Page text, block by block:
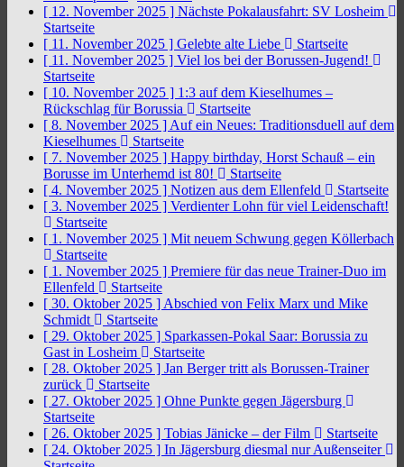
[ 12. November 2025 ] Nächste Pokalausfahrt: SV Losheim
Startseite
[ 11. November 2025 ] Gelebte alte Liebe
Startseite
[ 11. November 2025 ] Viel los bei der Borussen-Jugend!
Startseite
[ 10. November 2025 ] 1:3 auf dem Kieselhumes –
Rückschlag für Borussia
Startseite
[ 8. November 2025 ] Auf ein Neues: Traditionsduell auf dem
Kieselhumes
Startseite
[ 7. November 2025 ] Happy birthday, Horst Schauß – ein
Borusse im Unterhemd ist 80!
Startseite
[ 4. November 2025 ] Notizen aus dem Ellenfeld
Startseite
[ 3. November 2025 ] Verdienter Lohn für viel Leidenschaft!
Startseite
[ 1. November 2025 ] Mit neuem Schwung gegen Köllerbach
Startseite
[ 1. November 2025 ] Premiere für das neue Trainer-Duo im
Ellenfeld
Startseite
[ 30. Oktober 2025 ] Abschied von Felix Marx und Mike
Schmidt
Startseite
[ 29. Oktober 2025 ] Sparkassen-Pokal Saar: Borussia zu
Gast in Losheim
Startseite
[ 28. Oktober 2025 ] Jan Berger tritt als Borussen-Trainer
zurück
Startseite
[ 27. Oktober 2025 ] Ohne Punkte gegen Jägersburg
Startseite
[ 26. Oktober 2025 ] Tobias Jänicke – der Film
Startseite
[ 24. Oktober 2025 ] In Jägersburg diesmal nur Außenseiter